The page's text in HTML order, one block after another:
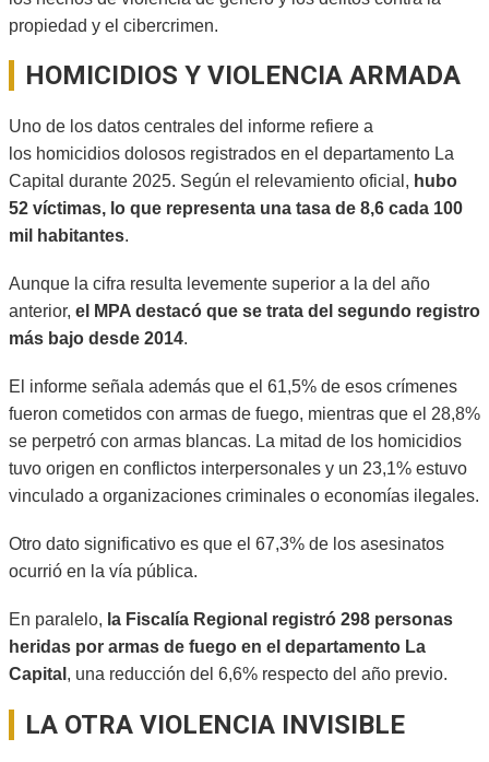
propiedad y el cibercrimen.
HOMICIDIOS Y VIOLENCIA ARMADA
Uno de los datos centrales del informe refiere a
los homicidios dolosos registrados en el departamento La
Capital durante 2025. Según el relevamiento oficial, hubo
52 víctimas, lo que representa una tasa de 8,6 cada 100
mil habitantes.
Aunque la cifra resulta levemente superior a la del año
anterior, el MPA destacó que se trata del segundo registro
más bajo desde 2014.
El informe señala además que el 61,5% de esos crímenes
fueron cometidos con armas de fuego, mientras que el 28,8%
se perpetró con armas blancas. La mitad de los homicidios
tuvo origen en conflictos interpersonales y un 23,1% estuvo
vinculado a organizaciones criminales o economías ilegales.
Otro dato significativo es que el 67,3% de los asesinatos
ocurrió en la vía pública.
En paralelo, la Fiscalía Regional registró 298 personas
heridas por armas de fuego en el departamento La
Capital , una reducción del 6,6% respecto del año previo.
LA OTRA VIOLENCIA INVISIBLE